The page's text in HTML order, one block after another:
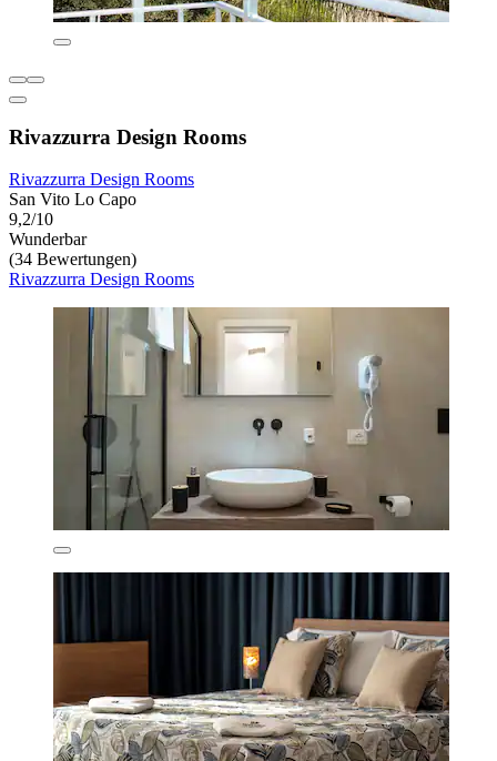
Rivazzurra Design Rooms
Rivazzurra Design Rooms
San Vito Lo Capo
9,2/10
Wunderbar
(34 Bewertungen)
Rivazzurra Design Rooms